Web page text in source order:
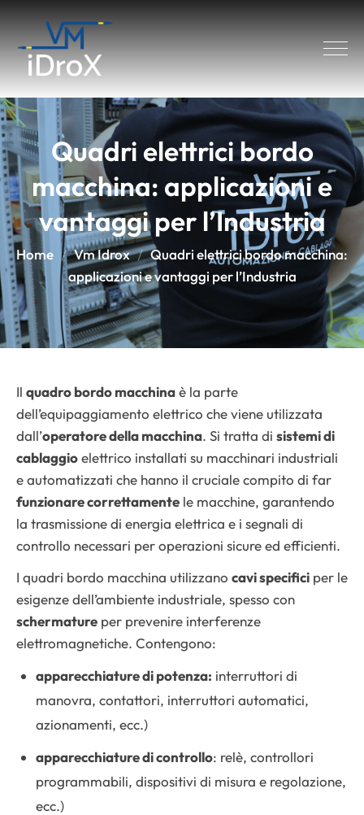
Quadri elettrici bordo
macchina: applicazioni e
vantaggi per l’Industria
Home Vm Idrox
Quadri elettrici bordo macchina:
applicazioni e vantaggi per l’Industria
Il quadro bordo macchinaè la parte
dell’equipaggiamento elettrico che viene utilizzata
dall’operatore della macchina. Si tratta di sistemi di
cablaggioelettrico installati su macchinari industriali
e automatizzati che hanno il cruciale compito di far
funzionare correttamente le macchine, garantendo
la trasmissione di energia elettrica e i segnali di
controllo necessari per operazioni sicure ed efficienti.
I quadri bordo macchina utilizzano cavi specifici per le
esigenze dell’ambiente industriale, spesso con
schermature per prevenire interferenze
elettromagnetiche. Contengono:
apparecchiature di potenza: interruttori di
manovra, contattori, interruttori automatici,
azionamenti, ecc.)
apparecchiature di controllo: relè, controllori
programmabili, dispositivi di misura e regolazione,
ecc.)